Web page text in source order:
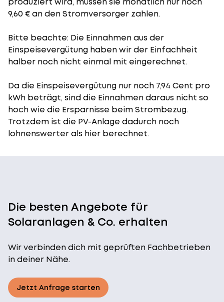
9,60 € an den Stromversorger zahlen.
Bitte beachte: Die Einnahmen aus der
Einspeisevergütung haben wir der Einfachheit
halber noch nicht einmal mit eingerechnet.
Da die Einspeisevergütung nur noch 7,94 Cent pro
kWh beträgt, sind die Einnahmen daraus nicht so
hoch wie die Ersparnisse beim Strombezug.
Trotzdem ist die PV-Anlage dadurch noch
lohnenswerter als hier berechnet.
Die besten Angebote für
Solaranlagen & Co. erhalten
Wir verbinden dich mit geprüften Fachbetrieben
in deiner Nähe.
Jetzt Anfrage starten